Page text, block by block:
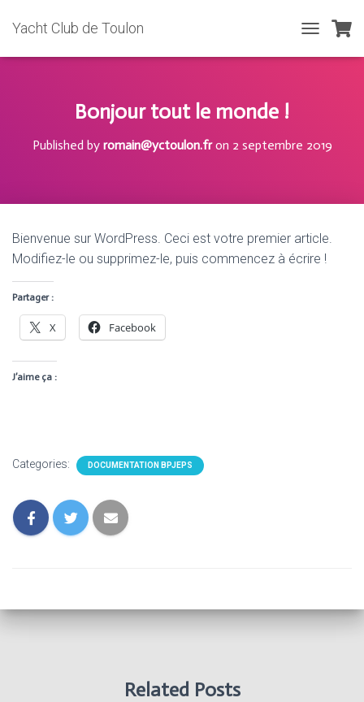
Yacht Club de Toulon
O
A
I
O
Bonjour tout le monde !
Published by romain@yctoulon.fron 2 septembre 2019
Bienvenue sur WordPress. Ceci est votre premier article.
Modifiez-le ou supprimez-le, puis commencez à écrire !
Partager :
X Facebook
J’aime ça :
Categories: DOCUMENTATION BPJEPS
Related Posts